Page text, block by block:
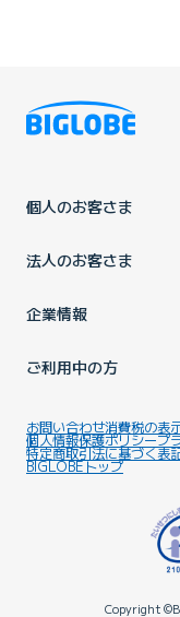
個人のお客さま
法人のお客さま
企業情報
ご利用中の方
お問い合わせ消費税の表
個人情報保護ポリシープ
特定商取引法に基づく表
BIGLOBEトップ
Copyright